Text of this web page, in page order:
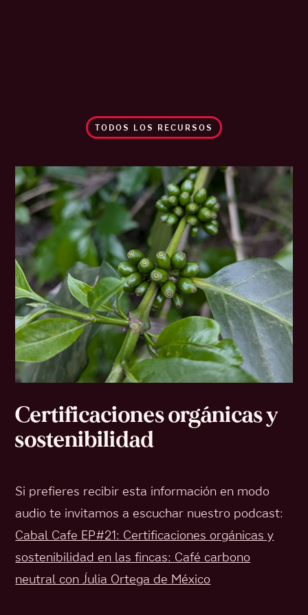
TODOS LOS RECURSOS
Certificaciones orgánicas y
sostenibilidad
Si prefieres recibir esta información en modo
audio te invitamos a escuchar nuestro podcast:
Cabal Cafe EP#21: Certificaciones orgánicas y
sostenibilidad en las fincas: Café carbono
neutral con Julia Ortega de México